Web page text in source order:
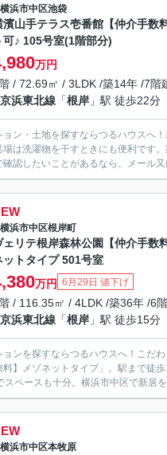
横浜市中区池袋
濱山手テラス壱番館【仲介手数
可♪ 105号室(1階部分)
万円
/ 72.69㎡ / 3LDK /築14年 /7階
京浜東北線 「根岸 」駅 徒歩22分
ン・土地を探すならつるハウスへ
は洗濯物を干すときにも便利です
認したいことがあるなら、メール
横浜市中区根岸町
ェリテ根岸森林公園【仲介手数
ットタイプ 501号室
万円 6月29日 値下げ
/ 116.35㎡ / 4LDK /築36年 /6
京浜東北線 「根岸 」駅 徒歩15分
ンを探すならつるハウスへ！こだ
料】メゾネットタイプ」。駅まで
ペースも十分。横浜市中区で新居
横浜市中区本牧原